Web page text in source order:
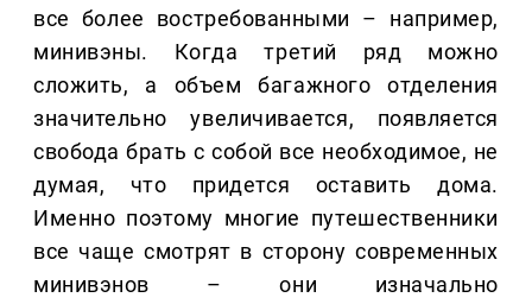
все более востребованными – например,
минивэны. Когда третий ряд можно
сложить, а объем багажного отделения
значительно увеличивается, появляется
свобода брать с собой все необходимое, не
думая, что придется оставить дома.
Именно поэтому многие путешественники
все чаще смотрят в сторону современных
минивэнов – они изначально